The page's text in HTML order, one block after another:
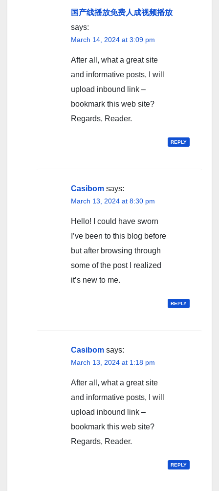
国产线播放免费人成视频播放
says:
March 14, 2024 at 3:09 pm
After all, what a great site
and informative posts, I will
upload inbound link –
bookmark this web site?
Regards, Reader.
REPLY
Casibom says:
March 13, 2024 at 8:30 pm
Hello! I could have sworn
I’ve been to this blog before
but after browsing through
some of the post I realized
it’s new to me.
REPLY
Casibom says:
March 13, 2024 at 1:18 pm
After all, what a great site
and informative posts, I will
upload inbound link –
bookmark this web site?
Regards, Reader.
REPLY